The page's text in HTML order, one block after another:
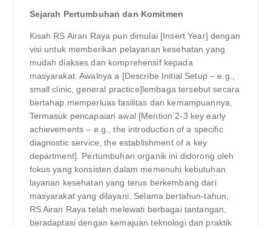
Sejarah Pertumbuhan dan Komitmen
Kisah RS Airan Raya pun dimulai [Insert Year] dengan
visi untuk memberikan pelayanan kesehatan yang
mudah diakses dan komprehensif kepada
masyarakat. Awalnya a [Describe Initial Setup – e.g.,
small clinic, general practice]lembaga tersebut secara
bertahap memperluas fasilitas dan kemampuannya.
Termasuk pencapaian awal [Mention 2-3 key early
achievements – e.g., the introduction of a specific
diagnostic service, the establishment of a key
department]. Pertumbuhan organik ini didorong oleh
fokus yang konsisten dalam memenuhi kebutuhan
layanan kesehatan yang terus berkembang dari
masyarakat yang dilayani. Selama bertahun-tahun,
RS Airan Raya telah melewati berbagai tantangan,
beradaptasi dengan kemajuan teknologi dan praktik